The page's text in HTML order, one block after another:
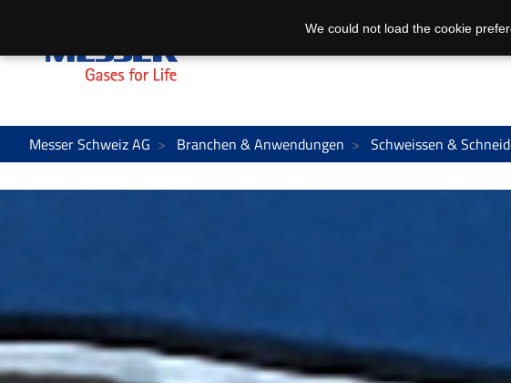
Messer Schweiz AG Branchen & Anwendungen Schweissen &
We could not load the cookie